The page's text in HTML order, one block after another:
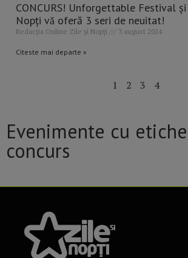
CONCURS! Unforgettable Festival
Nopți vǎ oferă 3 seri de neuitat!
Redacția Online Zile și Nopți 3 august 2024
Citeste mai departe »
1 2 3 4
Evenimente cu
concurs